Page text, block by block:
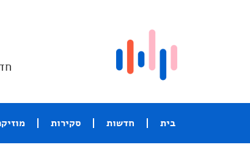
בית חדשות סקירות